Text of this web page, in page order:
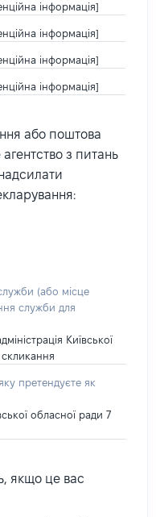
інформація]
інформація]
інформація]
інформація]
або поштова
з питань
(або місце
служби для
Київської
претендуєте як
обласної ради 7
якщо це вас